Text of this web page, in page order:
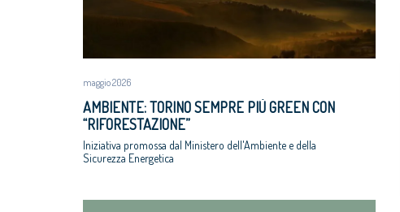
maggio 2026
AMBIENTE: TORINO SEMPRE PIÙ GREEN CON
“RIFORESTAZIONE”
Iniziativa promossa dal Ministero dell'Ambiente e della
Sicurezza Energetica